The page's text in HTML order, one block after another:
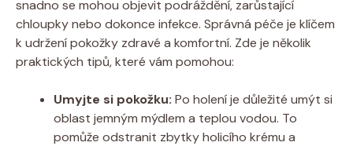
snadno se mohou objevit podráždění, zarůstající
chloupky nebo dokonce infekce. Správná péče je klíčem
k udržení pokožky zdravé a komfortní. Zde je několik
praktických tipů, které vám pomohou:
Umyjte si pokožku: Po holení je důležité umýt si
oblast jemným mýdlem a teplou vodou. To
pomůže odstranit zbytky holicího krému a